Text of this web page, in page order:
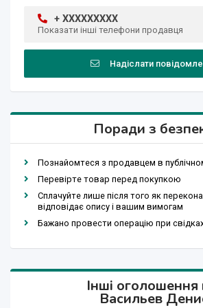
+ XXXXXXXXX
Показати інші телефони продавця
Надіслати
Поради з
Познайомтеся з продавцем в
Перевірте товар перед покупкою
Сплачуйте лише після того як
відповідає опису і вашим вимогам
Бажано провести операцію при
Інші оголошення
Васильев